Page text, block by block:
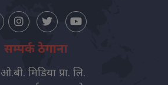
सम्पर्क ठेगाना
ओ.बी. मिडिया प्रा. लि.